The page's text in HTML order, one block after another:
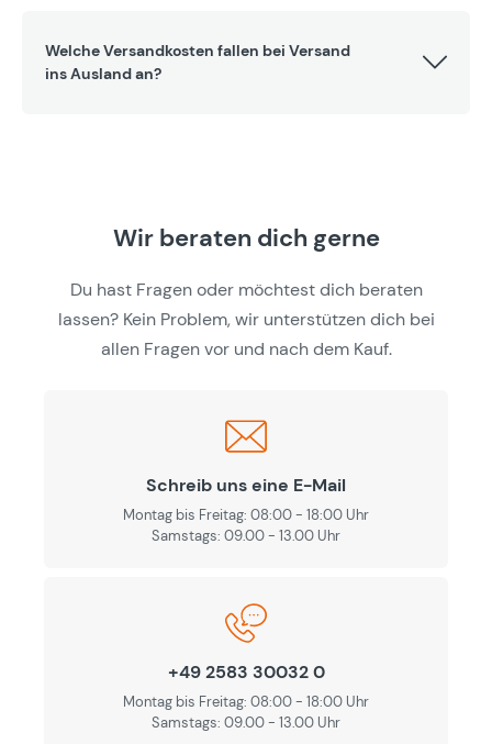
Welche Versandkosten fallen bei Versand
ins Ausland an?
Wir beraten dich gerne
Du hast Fragen oder möchtest dich beraten
lassen? Kein Problem, wir unterstützen dich bei
allen Fragen vor und nach dem Kauf.
Schreib uns eine E-Mail
Montag bis Freitag: 08:00 - 18:00 Uhr
Samstags: 09.00 - 13.00 Uhr
+49 2583 30032 0
Montag bis Freitag: 08:00 - 18:00 Uhr
Samstags: 09.00 - 13.00 Uhr